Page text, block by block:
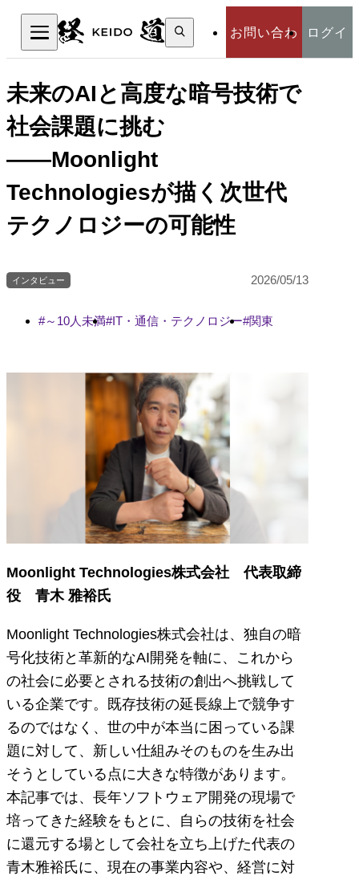
お問い合わ
せ
ログイ
検
索:
検索
未来のAIと高度な暗号技術で
社会課題に挑む
――Moonlight
Technologiesが描く次世代
テクノロジーの可能性
インタビュー 2026/05/13
～10人未満 IT・通信・テクノロジー 関東
Moonlight Technologies株式会社 代表取締
役 青木 雅裕氏
Moonlight Technologies株式会社は、独自の暗
号化技術と革新的なAI開発を軸に、これから
の社会に必要とされる技術の創出へ挑戦して
いる企業です。既存技術の延長線上で競争す
るのではなく、世の中が本当に困っている課
題に対して、新しい仕組みそのものを生み出
そうとしている点に大きな特徴があります。
本記事では、長年ソフトウェア開発の現場で
培ってきた経験をもとに、自らの技術を社会
に還元する場として会社を立ち上げた代表の
青木雅裕氏に、現在の事業内容や、経営に対